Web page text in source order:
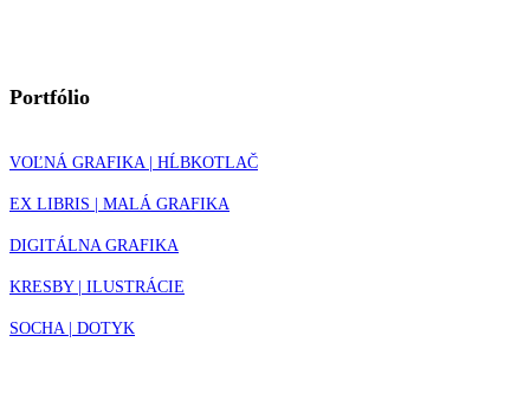
Portfólio
VOĽNÁ GRAFIKA | HĹBKOTLAČ
EX LIBRIS | MALÁ GRAFIKA
DIGITÁLNA GRAFIKA
KRESBY | ILUSTRÁCIE
SOCHA | DOTYK